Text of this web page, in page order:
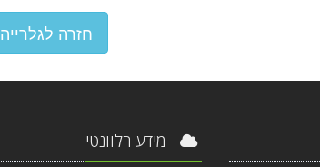
חזרה לגלרייה
מידע רלוונטי